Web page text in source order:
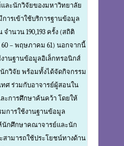
และนักวิจัยของมหาวิทยาลัย
ารเข้าใช้บริการฐานข้อมูล
ำนวน 190,193 ครั้ง (สถิติ
– พฤษภาคม 61) นอกจากนี้
านฐานข้อมูลอิเล็กทรอนิกส์
กวิจัย พร้อมทั้งได้จัดกิจกรรม
ทศ ร่วมกับอาจารย์ผู้สอนใน
ะการศึกษาค้นคว้า โดยให้
การใช้งานฐานข้อมูล
นักศึกษาคณาจารย์และนัก
สามารถใช้ประโยชน์ทางด้าน